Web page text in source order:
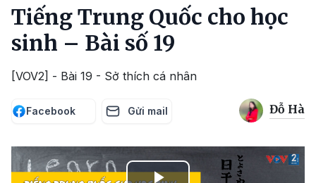
Tiếng Trung Quốc cho học
sinh – Bài số 19
[VOV2] - Bài 19 - Sở thích cá nhân
Facebook Gửi mail Đỗ Hà